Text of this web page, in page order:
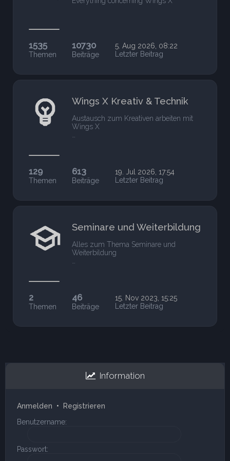
1535
Themen
10730
Beiträge
5. Aug 2026, 08:22
Letzter Beitrag
Wings X Kreativ & Technik
Austausch zum Kreativen arbeiten mit
Wings X
129
Themen
613
Beiträge
19. Jul 2026, 17:54
Letzter Beitrag
Seminare und Weiterbildung
Alles zum Thema Seminare und
Weiterbildung
2
Themen
46
Beiträge
15. Nov 2023, 15:25
Letzter Beitrag
Information
Anmelden •
Registrieren
Benutzername:
Passwort: